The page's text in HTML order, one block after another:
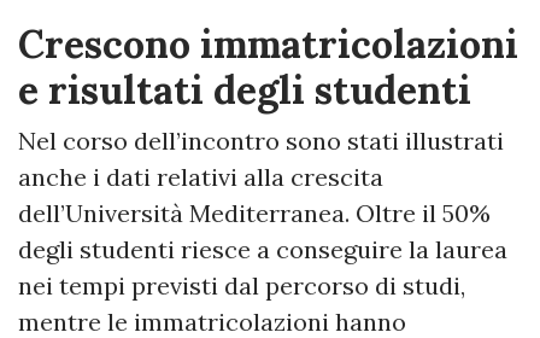
Crescono immatricolazioni
e risultati degli studenti
Nel corso dell’incontro sono stati illustrati
anche i dati relativi alla crescita
dell’Università Mediterranea. Oltre il 50%
degli studenti riesce a conseguire la laurea
nei tempi previsti dal percorso di studi,
mentre le immatricolazioni hanno